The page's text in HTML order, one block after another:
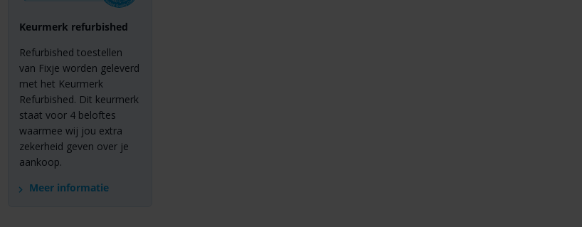
Keurmerk refurbished
Refurbished toestellen
van Fixje worden geleverd
met het Keurmerk
Refurbished. Dit keurmerk
staat voor 4 beloftes
waarmee wij jou extra
zekerheid geven over je
aankoop.
Meer informatie